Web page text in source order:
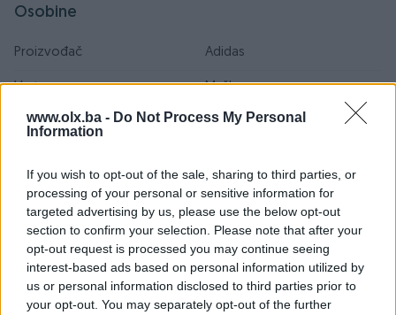
www.olx.ba - Do Not Process My Personal
Information
If you wish to opt-out of the sale, sharing to third parties, or
processing of your personal or sensitive information for
targeted advertising by us, please use the below opt-out
section to confirm your selection. Please note that after your
opt-out request is processed you may continue seeing
interest-based ads based on personal information utilized by
us or personal information disclosed to third parties prior to
your opt-out. You may separately opt-out of the further
Osobine
Proizvođač Adidas
Vrsta Muške
Tip okvira Puni okvir
Nivo zaštite stakla Polarizacija
Efekat stakla Gradual
Oblik Aviator
Boja okvira Crna